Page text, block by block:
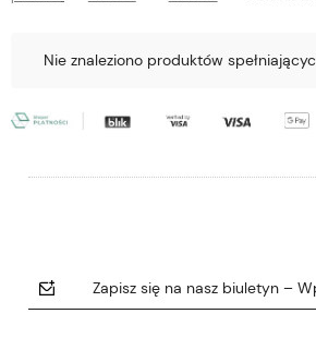
Nie znaleziono produktów
Zapisz się na nasz biuletyn –